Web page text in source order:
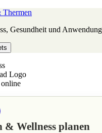
Thermen
Gesundheit und
& Wellness planen